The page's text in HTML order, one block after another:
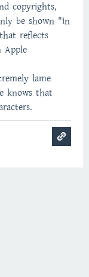
copyrights,
be shown "in
reflects
Apple
lame
knows that